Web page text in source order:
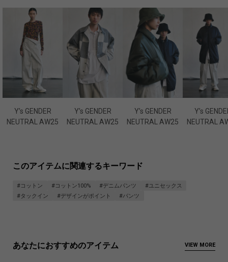
Y’s GENDER
NEUTRAL AW25
Y’s GENDER
NEUTRAL AW25
Y’s GENDER
NEUTRAL AW25
Y’s
NEUTRAL
このアイテムに関連するキーワード
#コットン #コットン100% #デニムパンツ
#ユニセックス
#タックイン
#デザインがポイント #パンツ
あなたにおすすめのアイテム VIEW MORE